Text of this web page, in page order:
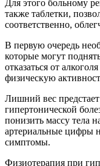
Для этого больному
также таблетки,
соответственно,
В первую очередь
которые могут
отказаться от
физическую
Лишний вес
гипертонической
понизить массу тела
артериальные цифры
симптомы.
Физиотерапия при